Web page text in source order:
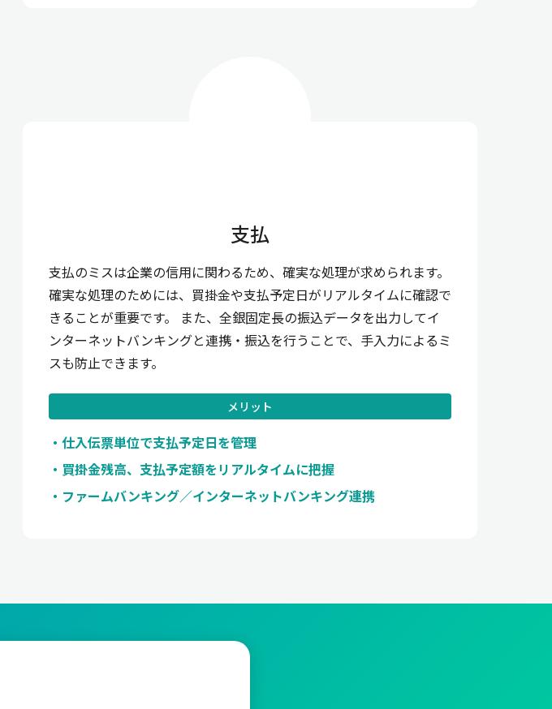
支払
支払のミスは企業の信用に関わるため、確実な処理が求められます。
確実な処理のためには、買掛金や支払予定日がリアルタイムに確認で
きることが重要です。 また、全銀固定長の振込データを出力してイ
ンターネットバンキングと連携・振込を行うことで、手入力によるミ
スも防止できます。
メリット
仕入伝票単位で支払予定日を管理
買掛金残高、支払予定額をリアルタイムに把握
ファームバンキング／インターネットバンキング連携